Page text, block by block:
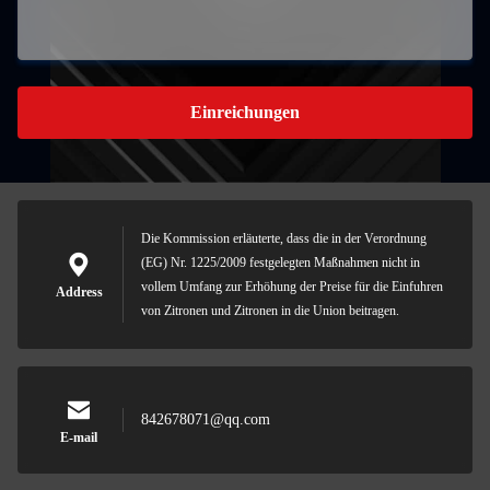
Einreichungen
Address
Die Kommission erläuterte, dass die in der Verordnung
(EG) Nr. 1225/2009 festgelegten Maßnahmen nicht in
vollem Umfang zur Erhöhung der Preise für die Einfuhren
von Zitronen und Zitronen in die Union beitragen.
E-mail
842678071@qq.com